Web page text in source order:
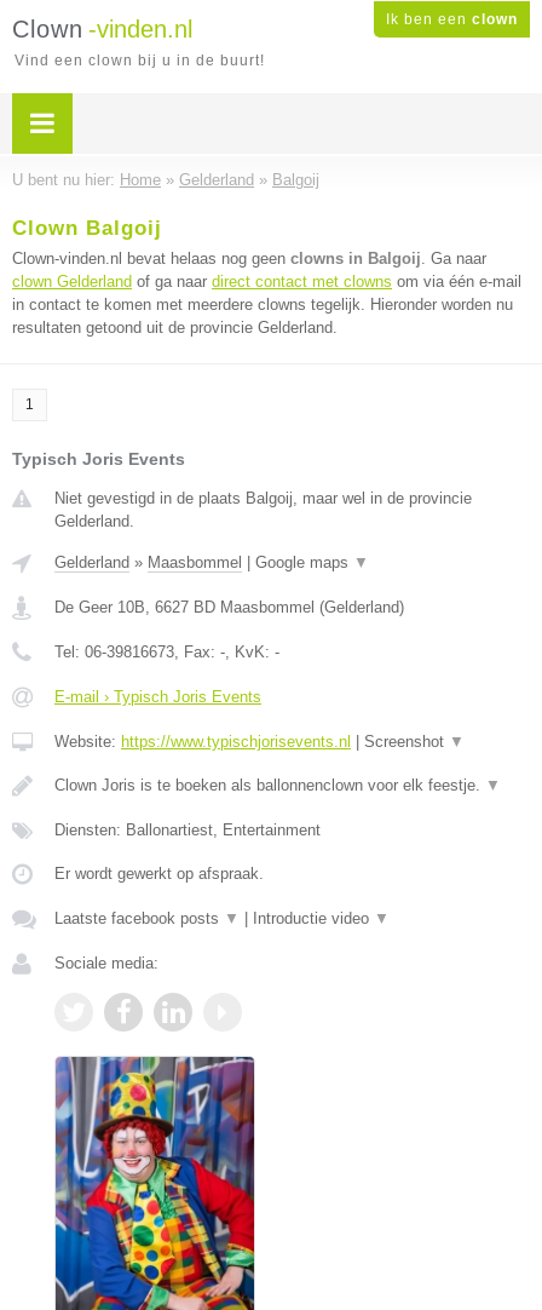
Ik ben een clown
Clown -vinden.nl
Vind een clown bij u in de buurt!
U bent nu hier: Home » Gelderland » Balgoij
Clown Balgoij
Clown-vinden.nl bevat helaas nog geen clowns in Balgoij. Ga naar
clown Gelderland of ga naar direct contact met clowns om via één e-mail
in contact te komen met meerdere clowns tegelijk. Hieronder worden nu
resultaten getoond uit de provincie Gelderland.
1
Typisch Joris Events
Niet gevestigd in de plaats Balgoij, maar wel in de provincie
Gelderland.
Gelderland » Maasbommel Google maps ▼
De Geer 10B, 6627 BD Maasbommel (Gelderland)
Tel: 06-39816673, Fax: -, KvK: -
E-mail › Typisch Joris Events
Website: https://www.typischjorisevents.nl Screenshot ▼
Clown Joris is te boeken als ballonnenclown voor elk feestje. ▼
Diensten: Ballonartiest, Entertainment
Er wordt gewerkt op afspraak.
Laatste facebook posts ▼ Introductie video ▼
Sociale media: